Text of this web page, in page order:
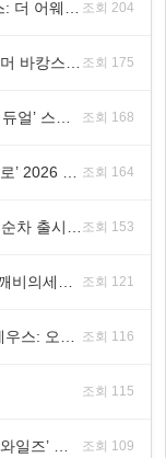
조회 204
조회 175
조회 168
조회 164
조회 153
조회 121
조회 116
조회 115
조회 109